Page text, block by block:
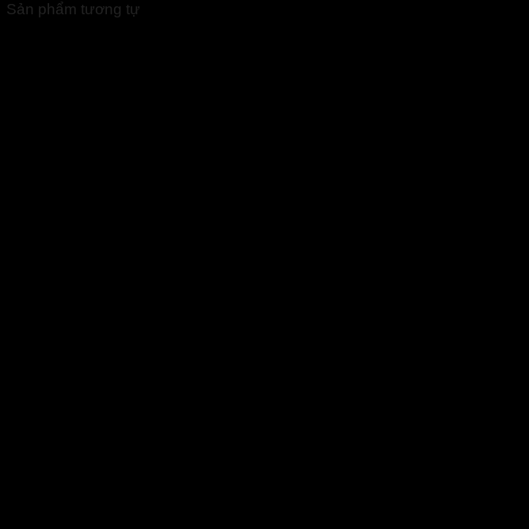
Sản phẩm tương tự